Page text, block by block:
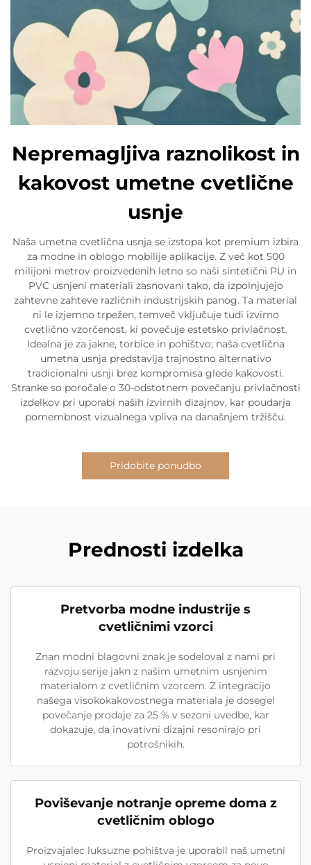
Nepremagljiva raznolikost in
kakovost umetne cvetlične
usnje
Naša umetna cvetlična usnja se izstopa kot premium izbira
za modne in oblogo mobilije aplikacije. Z več kot 500
milijoni metrov proizvedenih letno so naši sintetični PU in
PVC usnjeni materiali zasnovani tako, da izpolnjujejo
zahtevne zahteve različnih industrijskih panog. Ta material
ni le izjemno trpežen, temveč vključuje tudi izvirno
cvetlično vzorčenost, ki povečuje estetsko privlačnost.
Idealna je za jakne, torbice in pohištvo; naša cvetlična
umetna usnja predstavlja trajnostno alternativo
tradicionalni usnji brez kompromisa glede kakovosti.
Stranke so poročale o 30-odstotnem povečanju privlačnosti
izdelkov pri uporabi naših izvirnih dizajnov, kar poudarja
pomembnost vizualnega vpliva na današnjem tržišču.
Pridobite ponudbo
Prednosti izdelka
Pretvorba modne industrije s
cvetličnimi vzorci
Znan modni blagovni znak je sodeloval z nami pri
razvoju serije jakn z našim umetnim usnjenim
materialom z cvetličnim vzorcem. Z integracijo
našega visokokakovostnega materiala je dosegel
povečanje prodaje za 25 % v sezoni uvedbe, kar
dokazuje, da inovativni dizajni resonirajo pri
potrošnikih.
Poviševanje notranje opreme doma z
cvetličnim oblogo
Proizvajalec luksuzne pohištva je uporabil naš umetni